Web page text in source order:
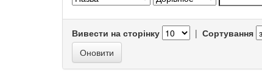
Вивести на сторінку | Сортування